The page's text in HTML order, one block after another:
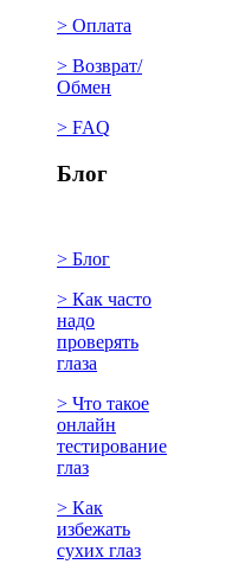
> Оплата
> Возврат/
Обмен
> FAQ
Блог
> Блог
> Как часто
надо
проверять
глаза
> Что такое
онлайн
тестирование
глаз
> Как
избежать
сухих глаз